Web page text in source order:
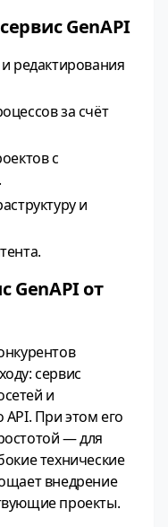
GenAPI
редактирования
за счёт
с
и
GenAPI от
сервис
и
При этом его
— для
технические
внедрение
проекты.